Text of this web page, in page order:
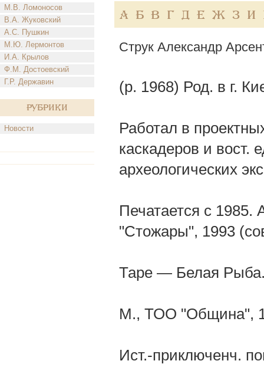
М.В. Ломоносов
В.А. Жуковский
А.С. Пушкин
М.Ю. Лермонтов
И.А. Крылов
Ф.М. Достоевский
Г.Р. Державин
Рубрики
Новости
А Б В Г Д Е Ж З И
Струк Александр
(р. 1968) Род. в г.
Работал в
каскадеров и вост.
археологических
Печатается с 1985.
"Стожары", 1993
Таре — Белая
М., ТОО "Община",
Ист.-приключенч.